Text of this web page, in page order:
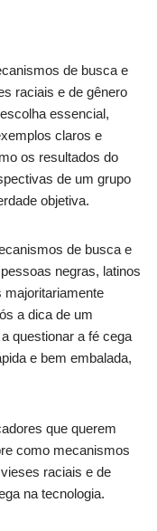
de busca e
raciais e de gênero
essencial,
claros e
os resultados do
de um grupo
objetiva.
de busca e
negras, latinos
majoritariamente
a dica de um
questionar a fé cega
e bem embalada,
que querem
como mecanismos
raciais e de
na tecnologia.